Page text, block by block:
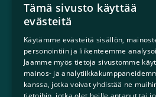
Mikä on sateenkaariperhe?
Lapsiperheille
Ammattilaisille
Päättäjille
Tämä sivusto käyttää
evästeitä
Käytämme evästeitä sisällön,
personointiin ja liikenteemme
Jaamme myös tietoja sivustomme
mainos- ja
kanssa, jotka voivat yhdistää ne